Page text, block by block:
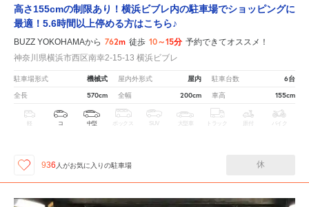
高さ155cmの制限あり！横浜ビブレ内の駐車場でショッピングに
最適！5.6時間以上停める方はこちら♪
BUZZ YOKOHAMAから 762m 徒歩 10～15分 予約できてオススメ！
神奈川県横浜市西区南幸2-15-13 横浜ビブレ
駐車場形式 機械式 屋内外形式 屋内 駐車台数 6台
全長 570cm 全幅 200cm 車高 155cm
軽 コ 中型 ボックス SUV 大型車 トラック 原付 バイク
936 人がお気に入りの駐車場 休